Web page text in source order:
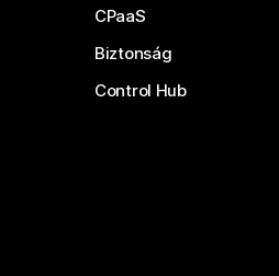
CPaaS
Biztonság
Control Hub